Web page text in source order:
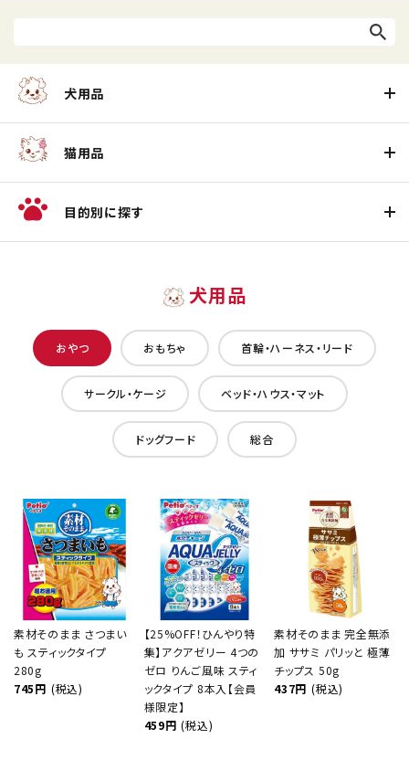
犬用品
猫用品
目的別に探す
犬用品
おやつ おもちゃ 首輪・ハーネス・リード
サークル・ケージ ベッド・ハウス・マット
ドッグフード 総合
素材そのまま さつまい
も スティックタイプ
280g
745円 (税込)
【25%OFF！ひんやり特
集】アクアゼリー 4つの
ゼロ りんご風味 スティ
ックタイプ 8本入【会員
様限定】
459円 (税込)
素材そのまま 完全無添
加 ササミ パリッと 極薄
チップス 50g
437円 (税込)